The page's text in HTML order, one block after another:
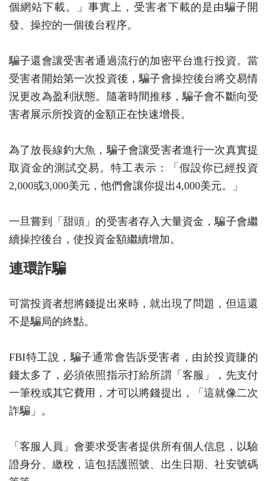
個網站下載。」事實上，受害者下載的是由騙子開
發、操控的一個後台程序。
騙子還會讓受害者通過流行的加密平台進行投資。當
受害者開始第一次投資後，騙子會操控後台將交易情
況更改為盈利狀態。隨著時間推移，騙子會不斷向受
害者展示所投資的金額正在快速增長。
為了放長線釣大魚，騙子會讓受害者進行一次真實提
取資金的測試交易。特工表示：「假設你已經投資
2,000或3,000美元，他們會讓你提出4,000美元。」
一旦嘗到「甜頭」的受害者存入大量資金，騙子會繼
續操控後台，使投資金額繼續增加。
連環詐騙
可當投資者想將錢提出來時，就出現了問題，但這還
不是騙局的終點。
FBI特工說，騙子通常會告訴受害者，由於投資賺的
錢太多了，必須依照指示打給所謂「客服」，先支付
一筆稅或其它費用，才可以將錢提出，「這就像二次
詐騙」。
「客服人員」會要求受害者提供所有個人信息，以驗
證身分、繳稅，這包括護照號、出生日期、社安號碼